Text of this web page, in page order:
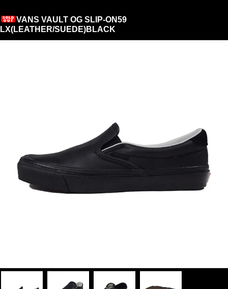
VANS VAULT OG SLIP-ON59
LX(LEATHER/SUEDE)BLACK